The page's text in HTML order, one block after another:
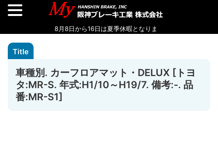
車種別. カーフロアマット・DELUX [トヨ
タ:MR-S. 年式:H1/10～H19/7. 備考:-. 品
番:MR-S1]